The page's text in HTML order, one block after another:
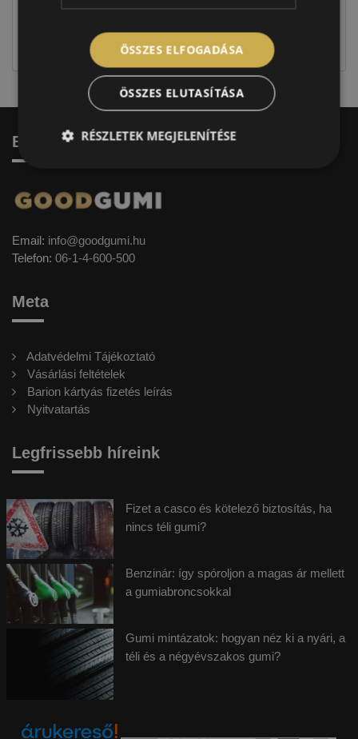
Figyelem a feltüntetett címke adatok tájékoztató
címkével ellátott abroncs kerül kiszállításra.
Elérhetőség
Email: info@goodgumi.hu
Telefon: 06-1-4-600-500
Meta
Adatvédelmi Tájékoztató
Vásárlási feltételek
Barion kártyás fizetés leírás
Nyitvatartás
Legfrissebb híreink
Fizet a casco és kötelező biztosítás, ha
nincs téli gumi?
Benzinár: így spóroljon a magas ár mellett
a gumiabroncsokkal
Gumi mintázatok: hogyan néz ki a nyári, a
téli és a négyévszakos gumi?
ÖSSZES ELFOGADÁSA
ÖSSZES ELUTASÍTÁSA
RÉSZLETEK MEGJELENÍTÉSE